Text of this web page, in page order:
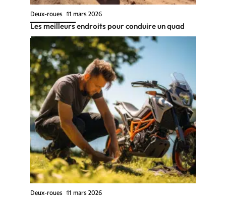
Deux-roues 11 mars 2026
Les meilleurs endroits pour conduire un quad
Deux-roues 11 mars 2026